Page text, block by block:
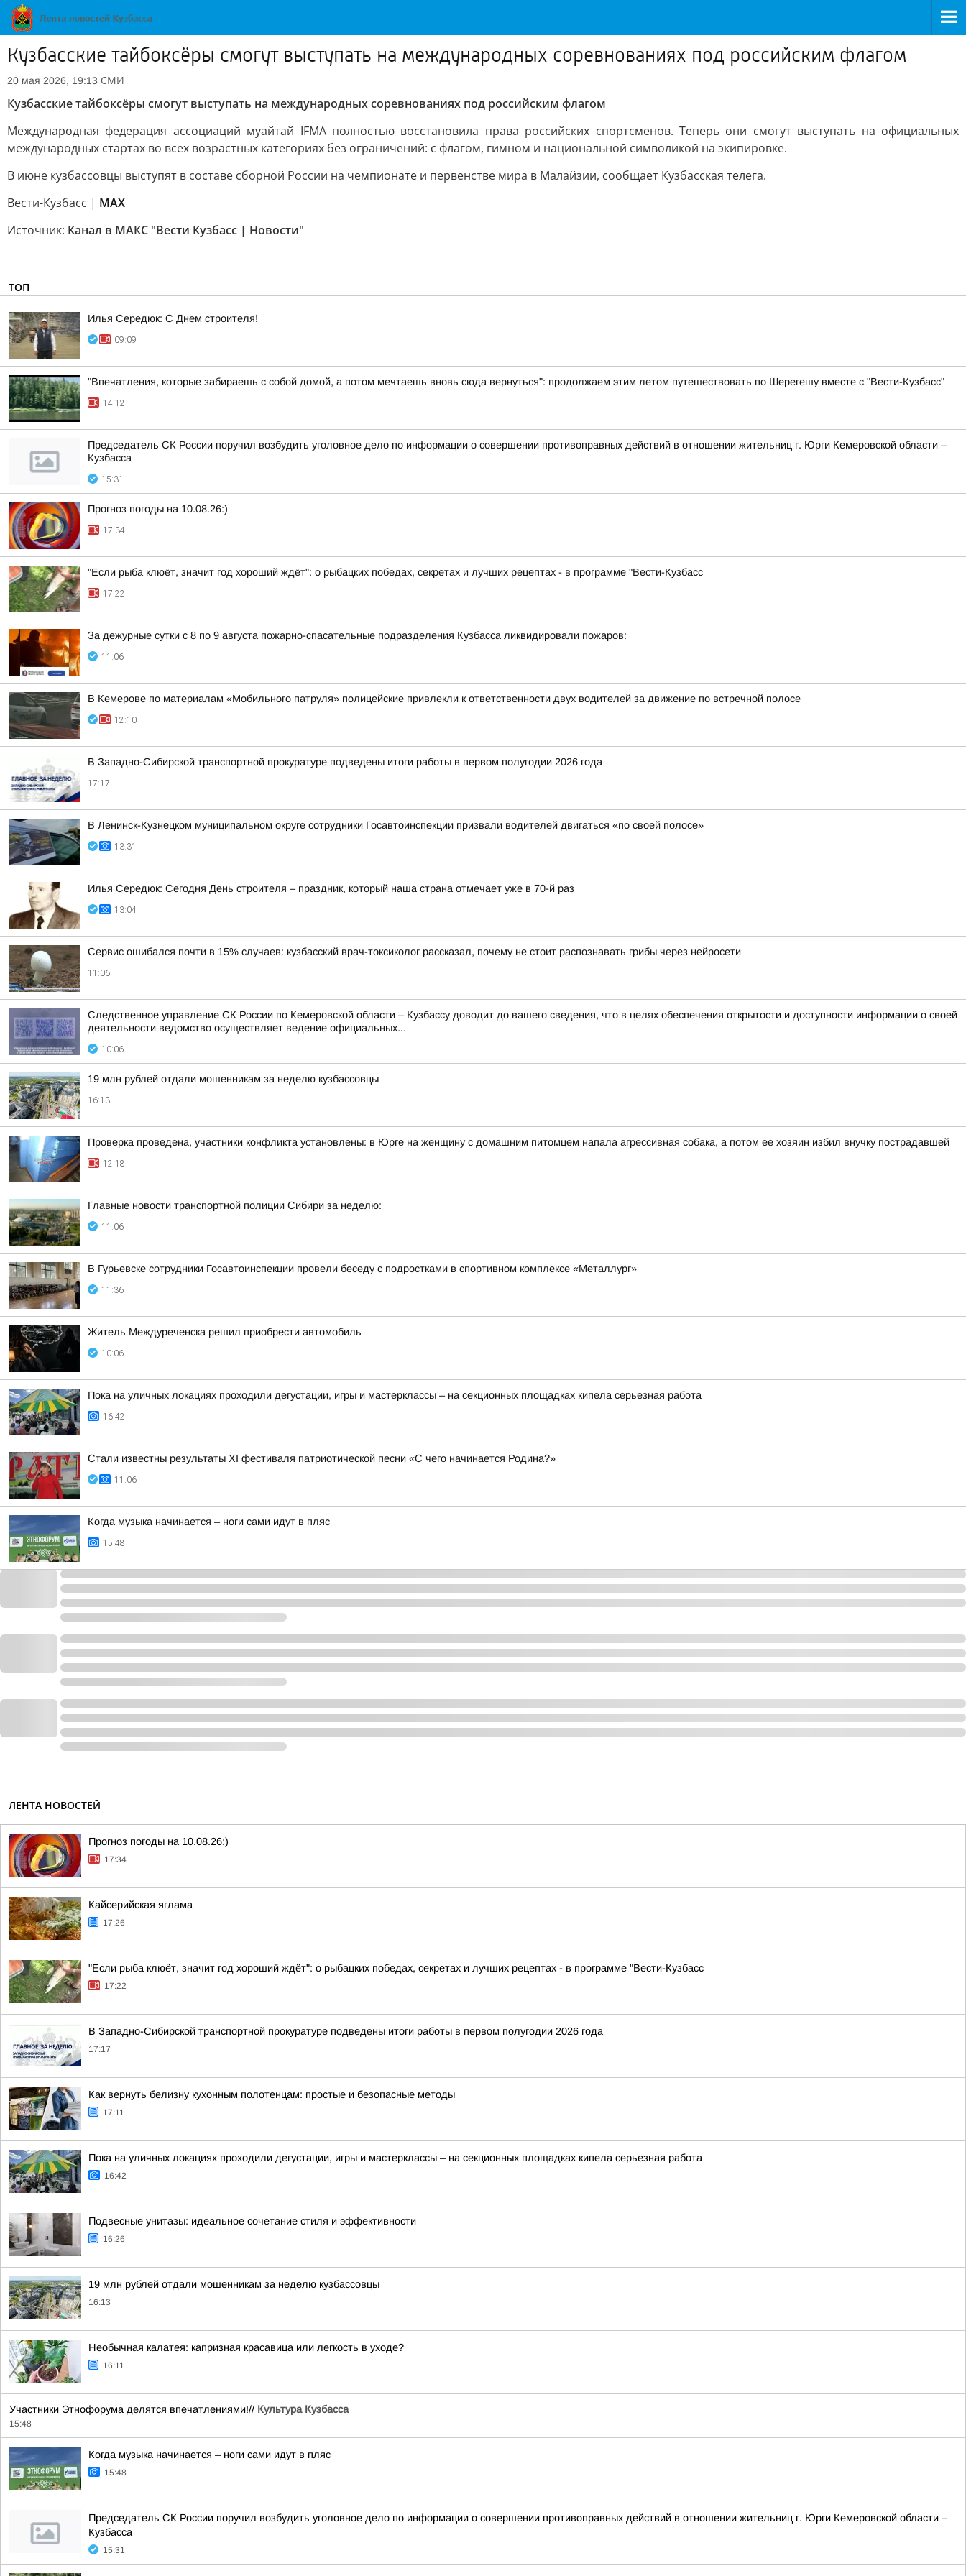
Кузбасские тайбоксёры смогут выступать на международных соревнованиях под российским флагом
20 мая 2026, 19:13 СМИ
Кузбасские тайбоксёры смогут выступать на международных соревнованиях под российским флагом
Международная федерация ассоциаций муайтай IFMA полностью восстановила права российских спортсменов. Теперь они смогут выступать на официальных
международных стартах во всех возрастных категориях без ограничений: с флагом, гимном и национальной символикой на экипировке.
В июне кузбассовцы выступят в составе сборной России на чемпионате и первенстве мира в Малайзии, сообщает Кузбасская телега.
Вести-Кузбасс | MAX
Источник: Канал в МАКС "Вести Кузбасс | Новости"
ТОП
Илья Середюк: С Днем строителя!
09:09
"Впечатления, которые забираешь с собой домой, а потом мечтаешь вновь сюда вернуться": продолжаем этим летом путешествовать по Шерегешу вместе с "Вести-Кузбасс"
14:12
Председатель СК России поручил возбудить уголовное дело по информации о совершении противоправных действий в отношении жительниц г. Юрги Кемеровской области –
Кузбасса
15:31
Прогноз погоды на 10.08.26:)
17:34
"Если рыба клюёт, значит год хороший ждёт": о рыбацких победах, секретах и лучших рецептах - в программе "Вести-Кузбасс
17:22
За дежурные сутки с 8 по 9 августа пожарно-спасательные подразделения Кузбасса ликвидировали пожаров:
11:06
В Кемерове по материалам «Мобильного патруля» полицейские привлекли к ответственности двух водителей за движение по встречной полосе
12:10
В Западно-Сибирской транспортной прокуратуре подведены итоги работы в первом полугодии 2026 года
17:17
В Ленинск-Кузнецком муниципальном округе сотрудники Госавтоинспекции призвали водителей двигаться «по своей полосе»
13:31
Илья Середюк: Сегодня День строителя – праздник, который наша страна отмечает уже в 70-й раз
13:04
Сервис ошибался почти в 15% случаев: кузбасский врач-токсиколог рассказал, почему не стоит распознавать грибы через нейросети
11:06
Следственное управление СК России по Кемеровской области – Кузбассу доводит до вашего сведения, что в целях обеспечения открытости и доступности информации о своей
деятельности ведомство осуществляет ведение официальных...
10:06
19 млн рублей отдали мошенникам за неделю кузбассовцы
16:13
Проверка проведена, участники конфликта установлены: в Юрге на женщину с домашним питомцем напала агрессивная собака, а потом ее хозяин избил внучку пострадавшей
12:18
Главные новости транспортной полиции Сибири за неделю:
11:06
В Гурьевске сотрудники Госавтоинспекции провели беседу с подростками в спортивном комплексе «Металлург»
11:36
Житель Междуреченска решил приобрести автомобиль
10:06
Пока на уличных локациях проходили дегустации, игры и мастерклассы – на секционных площадках кипела серьезная работа
16:42
Стали известны результаты XI фестиваля патриотической песни «С чего начинается Родина?»
11:06
Когда музыка начинается – ноги сами идут в пляс
15:48
ЛЕНТА НОВОСТЕЙ
Прогноз погоды на 10.08.26:)
17:34
Кайсерийская яглама
17:26
"Если рыба клюёт, значит год хороший ждёт": о рыбацких победах, секретах и лучших рецептах - в программе "Вести-Кузбасс
17:22
В Западно-Сибирской транспортной прокуратуре подведены итоги работы в первом полугодии 2026 года
17:17
Как вернуть белизну кухонным полотенцам: простые и безопасные методы
17:11
Пока на уличных локациях проходили дегустации, игры и мастерклассы – на секционных площадках кипела серьезная работа
16:42
Подвесные унитазы: идеальное сочетание стиля и эффективности
16:26
19 млн рублей отдали мошенникам за неделю кузбассовцы
16:13
Необычная калатея: капризная красавица или легкость в уходе?
16:11
Участники Этнофорума делятся впечатлениями!// Культура Кузбасса
15:48
Когда музыка начинается – ноги сами идут в пляс
15:48
Председатель СК России поручил возбудить уголовное дело по информации о совершении противоправных действий в отношении жительниц г. Юрги Кемеровской области –
Кузбасса
15:31